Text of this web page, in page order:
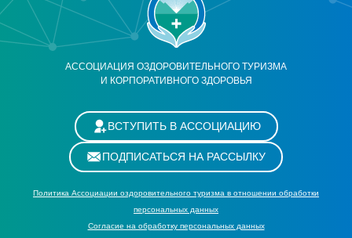
АССОЦИАЦИЯ ОЗДОРОВИТЕЛЬНОГО ТУРИЗМА
И КОРПОРАТИВНОГО ЗДОРОВЬЯ
ВСТУПИТЬ В АССОЦИАЦИЮ
ПОДПИСАТЬСЯ НА РАССЫЛКУ
Политика Ассоциации оздоровительного туризма в отношении обработки
персональных данных
Cогласие на обработку персональных данных